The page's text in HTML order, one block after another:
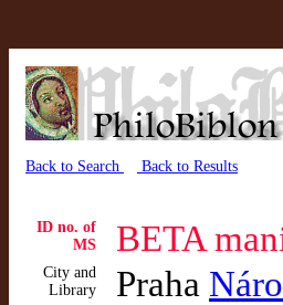
Back to Search Back to Results
ID no. of
MS
BETA
City and
Library
Praha